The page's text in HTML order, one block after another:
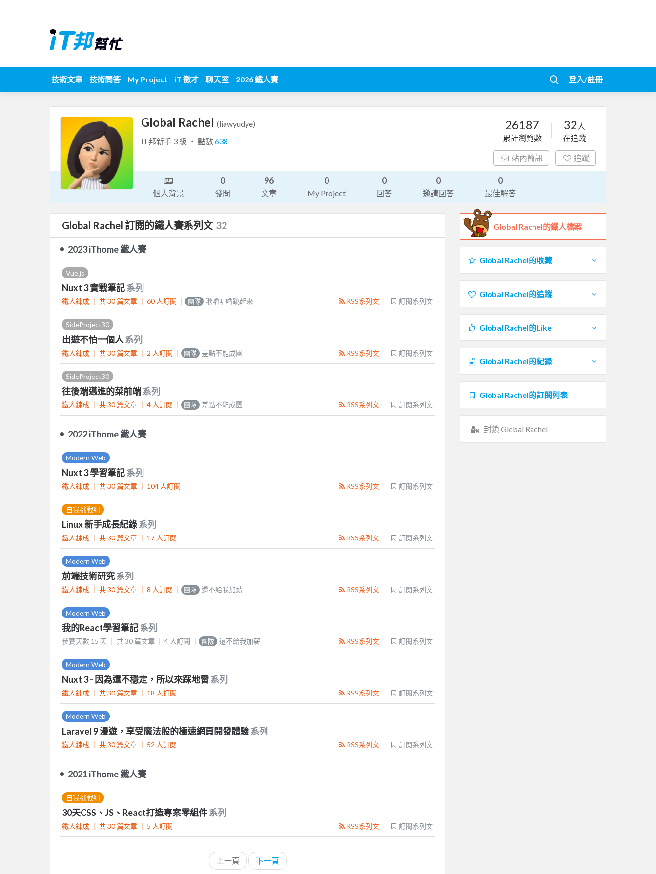
技術文章 技術問答 My Project iT 徵才 聊天室 2026 鐵人賽 登入/註冊
Global Rachel (liawyudye)
iT邦新手 3 級 ‧ 點數638
26187
累計瀏覽數
32 人
在追蹤
站內簡訊 追蹤
個人背景
0
發問
96
文章
0
My Project
0
回答
0
邀請回答
0
最佳解答
Global Rachel 訂閱的鐵人賽系列文 32
2023 iThome 鐵人賽
Vue.js
Nuxt 3 實戰筆記系列
鐵人鍊成 ｜ 共 30 篇文章 ｜ 60 人訂閱 訂閱系列文
RSS系列文
團隊 啾嚕咕嚕跳起來
SideProject30
出遊不怕一個人系列
鐵人鍊成 ｜ 共 30 篇文章 ｜ 2 人訂閱 訂閱系列文
RSS系列文
團隊 差點不能成團
SideProject30
往後端邁進的菜前端系列
鐵人鍊成 ｜ 共 30 篇文章 ｜ 4 人訂閱 訂閱系列文
RSS系列文
團隊 差點不能成團
2022 iThome 鐵人賽
Modern Web
Nuxt 3 學習筆記系列
鐵人鍊成 ｜ 共 30 篇文章 ｜ 104 人訂閱 訂閱系列文
RSS系列文
自我挑戰組
Linux 新手成長紀錄系列
鐵人鍊成 ｜ 共 30 篇文章 ｜ 17 人訂閱 訂閱系列文
RSS系列文
Modern Web
前端技術研究系列
鐵人鍊成 ｜ 共 30 篇文章 ｜ 8 人訂閱 訂閱系列文
RSS系列文
團隊 還不給我加薪
Modern Web
我的React學習筆記系列
參賽天數 15 天 ｜ 共 30 篇文章 ｜ 4 人訂閱 訂閱系列文
RSS系列文
團隊 還不給我加薪
Modern Web
Nuxt 3 - 因為還不穩定，所以來踩地雷系列
鐵人鍊成 ｜ 共 30 篇文章 ｜ 18 人訂閱 訂閱系列文
RSS系列文
Modern Web
Laravel 9 漫遊，享受魔法般的極速網頁開發體驗系列
鐵人鍊成 ｜ 共 30 篇文章 ｜ 52 人訂閱 訂閱系列文
RSS系列文
2021 iThome 鐵人賽
自我挑戰組
30天CSS、JS、React打造專案零組件系列
鐵人鍊成 ｜ 共 30 篇文章 ｜ 5 人訂閱 訂閱系列文
RSS系列文
上一頁 下一頁
Global Rachel的鐵人檔案
Global Rachel的收藏
Global Rachel的追蹤
Global Rachel的Like
Global Rachel的紀錄
Global Rachel的訂閱列表
封鎖 Global Rachel